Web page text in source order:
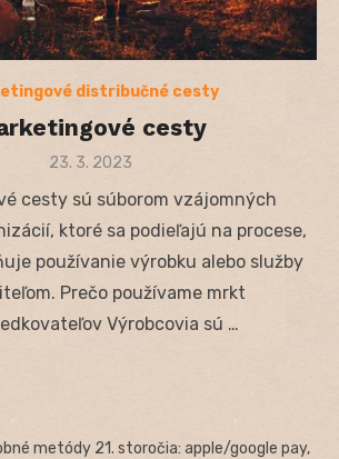
distribučné cesty
cesty
Posted
23. 3. 2023
cesty sú súborom vzájomných
ktoré sa podieľajú na procese,
používanie výrobku alebo služby
Prečo používame mrkt
Výrobcovia sú …
metódy 21. storočia: apple/google pay,